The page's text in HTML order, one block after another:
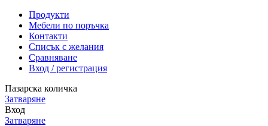
Продукти
Мебели по поръчка
Контакти
Списък с желания
Сравняване
Вход / регистрация
Пазарска количка
Затваряне
Вход
Затваряне